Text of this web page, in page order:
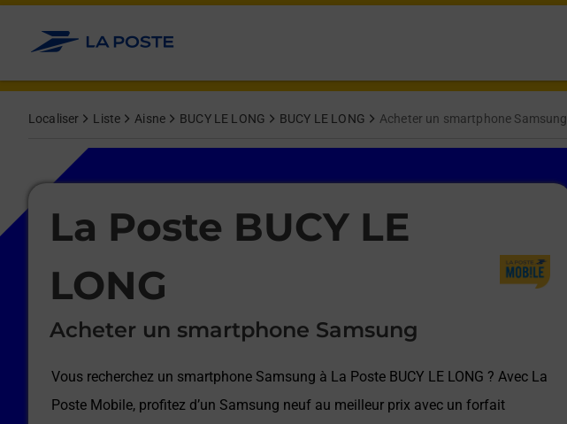
Allez au contenu
Localiser Liste Aisne BUCY LE LONG BUCY LE LONG Acheter un smartphone Samsung
La Poste BUCY LE
LONG
Acheter un smartphone Samsung
Vous recherchez un smartphone Samsung à La Poste BUCY LE LONG ? Avec La
Poste Mobile, profitez d’un Samsung neuf au meilleur prix avec un forfait
Le lien s'ouvre dans un nouvel onglet
Le lien s'ouvre dans un nouvel onglet
Afficher ou masquer la réponse
Afficher ou masquer la réponse
Afficher ou masquer la réponse
Afficher ou masquer la réponse
Afficher ou masquer la réponse
Afficher ou masquer la réponse